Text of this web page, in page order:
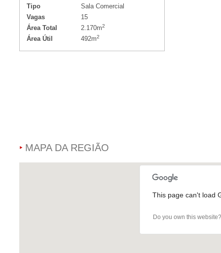
Tipo
Sala Comercial
Vagas
15
Área Total
2.170m2
Área Útil 492m2
MAPA DA REGIÃO
This page can't load
Do you own this website?